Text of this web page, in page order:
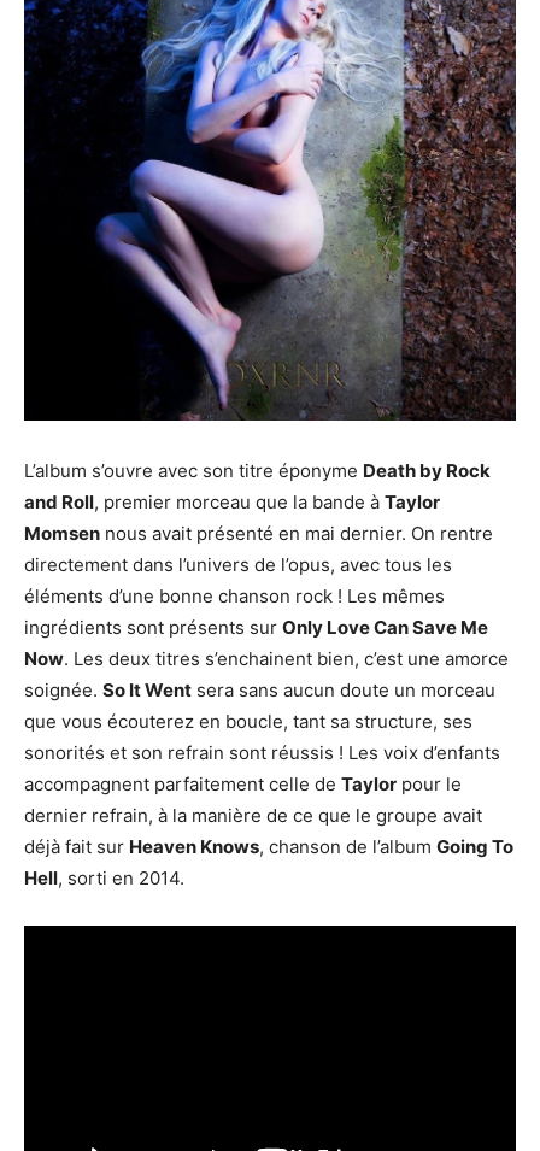
L’album s’ouvre avec son titre éponyme Death by Rock
and Roll, premier morceau que la bande à Taylor
Momsen nous avait présenté en mai dernier. On rentre
directement dans l’univers de l’opus, avec tous les
éléments d’une bonne chanson rock ! Les mêmes
ingrédients sont présents sur Only Love Can Save Me
Now. Les deux titres s’enchainent bien, c’est une amorce
soignée. So It Went sera sans aucun doute un morceau
que vous écouterez en boucle, tant sa structure, ses
sonorités et son refrain sont réussis ! Les voix d’enfants
accompagnent parfaitement celle de Taylor pour le
dernier refrain, à la manière de ce que le groupe avait
déjà fait sur Heaven Knows, chanson de l’album Going To
Hell, sorti en 2014.